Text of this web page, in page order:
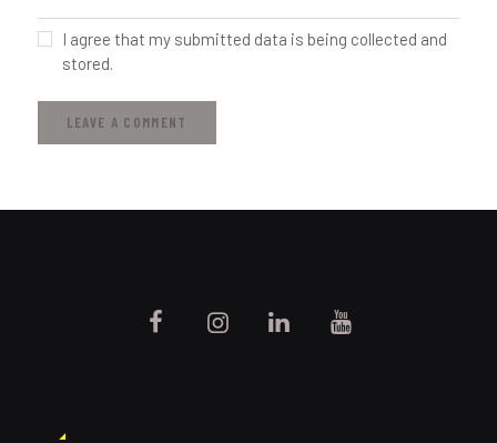
I agree that my submitted data is being collected and
stored.